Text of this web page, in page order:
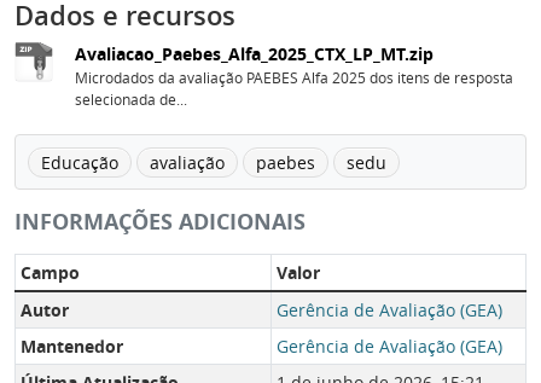
Dados e recursos
Avaliacao_Paebes_Alfa_2025_CTX_LP_MT.zip
Microdados da avaliação PAEBES Alfa 2025 dos itens de resposta
selecionada de...
Educação avaliação paebes sedu
INFORMAÇÕES ADICIONAIS
Campo
Valor
Autor
Gerência de Avaliação (GEA)
Mantenedor
Gerência de Avaliação (GEA)